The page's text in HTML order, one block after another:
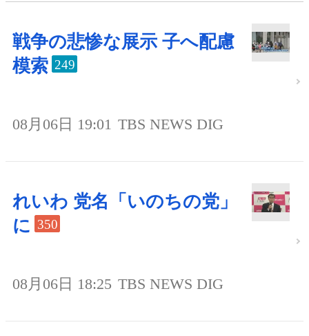
戦争の悲惨な展示 子へ配慮
模索 249
08月06日 19:01 TBS NEWS DIG
れいわ 党名「いのちの党」
に 350
08月06日 18:25 TBS NEWS DIG